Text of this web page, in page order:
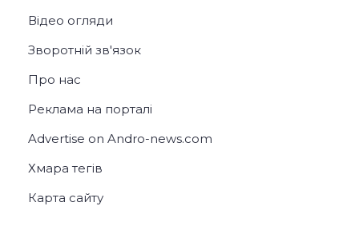
Відео огляди
Зворотній зв'язок
Про нас
Реклама на порталі
Advertise on Andro-news.com
Хмара тегів
Карта сайту